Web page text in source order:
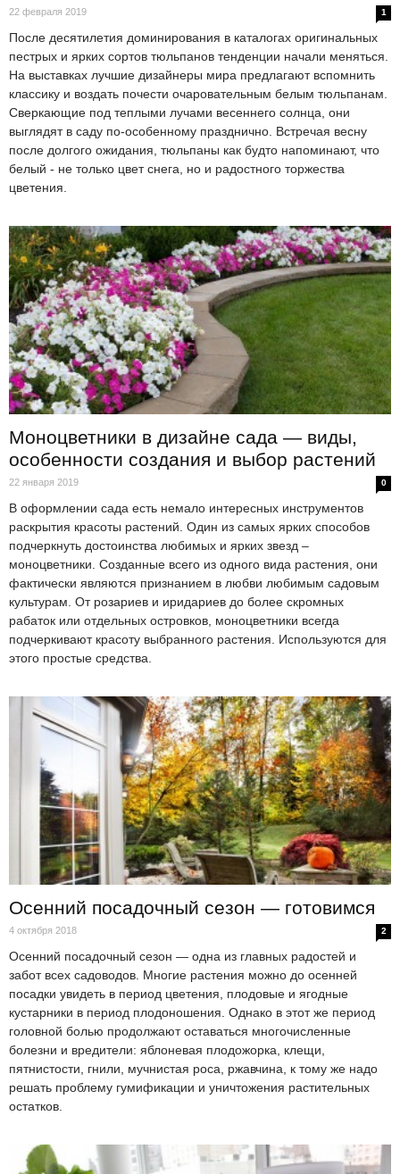
22 февраля 2019 1
После десятилетия доминирования в каталогах оригинальных
пестрых и ярких сортов тюльпанов тенденции начали меняться.
На выставках лучшие дизайнеры мира предлагают вспомнить
классику и воздать почести очаровательным белым тюльпанам.
Сверкающие под теплыми лучами весеннего солнца, они
выглядят в саду по-особенному празднично. Встречая весну
после долгого ожидания, тюльпаны как будто напоминают, что
белый - не только цвет снега, но и радостного торжества
цветения.
Моноцветники в дизайне сада — виды,
особенности создания и выбор растений
22 января 2019 0
В оформлении сада есть немало интересных инструментов
раскрытия красоты растений. Один из самых ярких способов
подчеркнуть достоинства любимых и ярких звезд –
моноцветники. Созданные всего из одного вида растения, они
фактически являются признанием в любви любимым садовым
культурам. От розариев и иридариев до более скромных
рабаток или отдельных островков, моноцветники всегда
подчеркивают красоту выбранного растения. Используются для
этого простые средства.
Осенний посадочный сезон — готовимся
4 октября 2018 2
Осенний посадочный сезон — одна из главных радостей и
забот всех садоводов. Многие растения можно до осенней
посадки увидеть в период цветения, плодовые и ягодные
кустарники в период плодоношения. Однако в этот же период
головной болью продолжают оставаться многочисленные
болезни и вредители: яблоневая плодожорка, клещи,
пятнистости, гнили, мучнистая роса, ржавчина, к тому же надо
решать проблему гумификации и уничтожения растительных
остатков.